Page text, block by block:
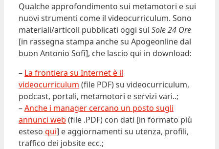
Qualche approfondimento sui metamotori e sui
nuovi strumenti come il videocurriculum. Sono
materiali/articoli pubblicati oggi sul Sole 24 Ore
[in rassegna stampa anche su Apogeonline dal
buon Antonio Sofi], che lascio qui in download:
– La frontiera su Internet è il
videocurriculum (file PDF) su videocurriculum,
podcast, portali, metamotori e servizi vari..;
–Anche i manager cercano un posto sugli
annunci web (file .PDF) con dati [in formato più
esteso qui] e aggiornamenti su utenza, profili,
traffico dei jobsite ecc.;